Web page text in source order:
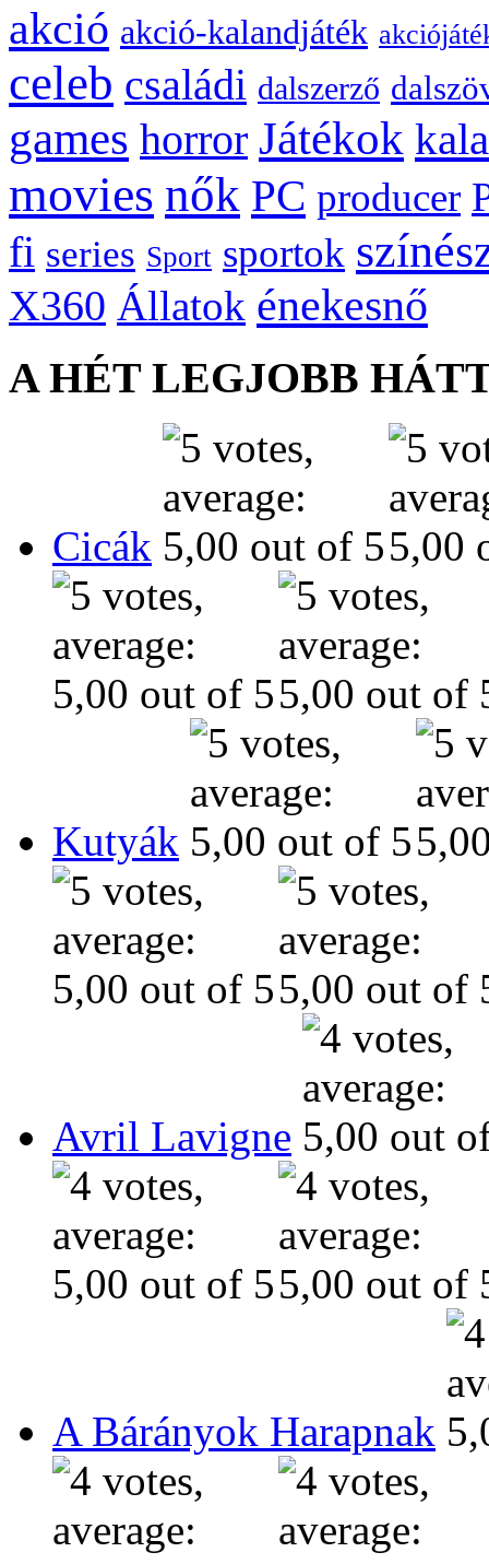
akció akció-kalandjáték
celeb családi dalszerző
games horror Játékok
movies nők PC producer
fi series Sport sportok
X360 Állatok énekesnő
A HÉT LEGJOBB
Cicák
Kutyák
Avril Lavigne
A Bárányok Harapnak